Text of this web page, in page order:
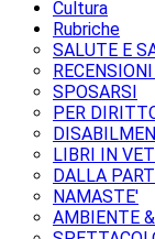
Cultura
Rubriche
SALUTE E
SPOSARSI
PER
LIBRI IN
DALLA
NAMASTE'
AMBIENTE &